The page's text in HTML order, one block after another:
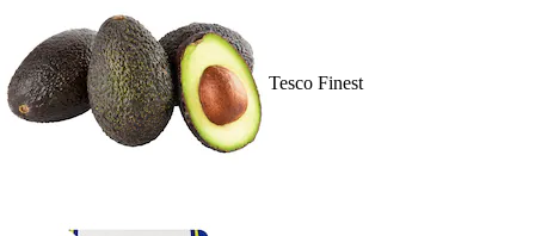
Tesco Finest